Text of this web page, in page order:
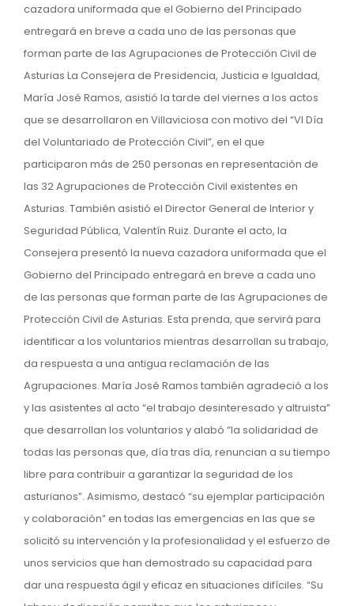
cazadora uniformada que el Gobierno del Principado
entregará en breve a cada uno de las personas que
forman parte de las Agrupaciones de Protección Civil de
Asturias La Consejera de Presidencia, Justicia e Igualdad,
María José Ramos, asistió la tarde del viernes a los actos
que se desarrollaron en Villaviciosa con motivo del “VI Día
del Voluntariado de Protección Civil”, en el que
participaron más de 250 personas en representación de
las 32 Agrupaciones de Protección Civil existentes en
Asturias. También asistió el Director General de Interior y
Seguridad Pública, Valentín Ruiz. Durante el acto, la
Consejera presentó la nueva cazadora uniformada que el
Gobierno del Principado entregará en breve a cada uno
de las personas que forman parte de las Agrupaciones de
Protección Civil de Asturias. Esta prenda, que servirá para
identificar a los voluntarios mientras desarrollan su trabajo,
da respuesta a una antigua reclamación de las
Agrupaciones. María José Ramos también agradeció a los
y las asistentes al acto “el trabajo desinteresado y altruista”
que desarrollan los voluntarios y alabó “la solidaridad de
todas las personas que, día tras día, renuncian a su tiempo
libre para contribuir a garantizar la seguridad de los
asturianos”. Asimismo, destacó “su ejemplar participación
y colaboración” en todas las emergencias en las que se
solicitó su intervención y la profesionalidad y el esfuerzo de
unos servicios que han demostrado su capacidad para
dar una respuesta ágil y eficaz en situaciones difíciles. “Su